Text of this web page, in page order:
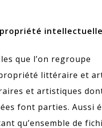
propriété
que l’on regroupe
littéraire et
et artistiques
font parties. Aussi
qu’ensemble de